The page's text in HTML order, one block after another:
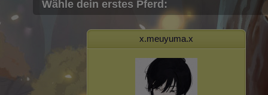
Wähle dein erstes Pferd:
x.meuyuma.x